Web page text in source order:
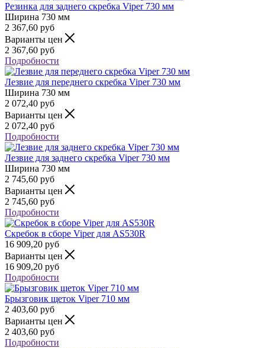
Резинка для заднего скребка Viper 730 мм
Ширина 730 мм
2 367,60 руб
Варианты цен
2 367,60 руб
Подробности
Лезвие для переднего скребка Viper 730 мм
Ширина 730 мм
2 072,40 руб
Варианты цен
2 072,40 руб
Подробности
Лезвие для заднего скребка Viper 730 мм
Ширина 730 мм
2 745,60 руб
Варианты цен
2 745,60 руб
Подробности
Скребок в сборе Viper для AS530R
16 909,20 руб
Варианты цен
16 909,20 руб
Подробности
Брызговик щеток Viper 710 мм
2 403,60 руб
Варианты цен
2 403,60 руб
Подробности